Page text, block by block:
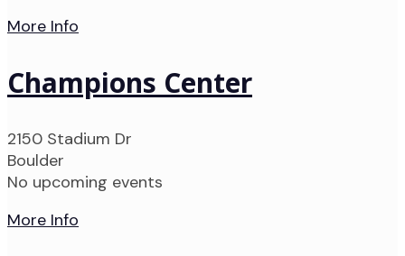
More Info
Champions Center
2150 Stadium Dr
Boulder
No upcoming events
More Info